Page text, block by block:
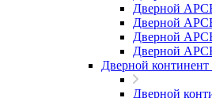
Дверной
Дверной
Дверной
Дверной
Дверной континент
Дверной